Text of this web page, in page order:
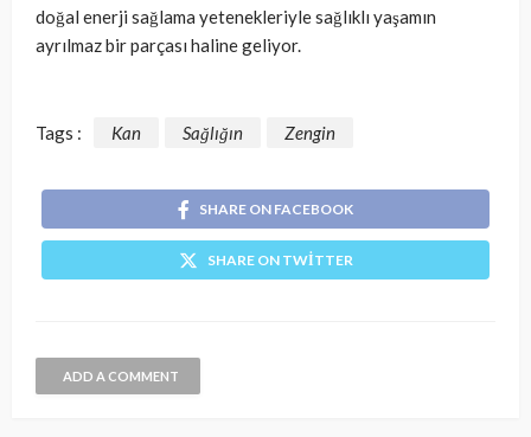
doğal enerji sağlama yetenekleriyle sağlıklı yaşamın
ayrılmaz bir parçası haline geliyor.
Tags : Kan Sağlığın Zengin
SHARE ON FACEBOOK
SHARE ON TWITTER
ADD A COMMENT